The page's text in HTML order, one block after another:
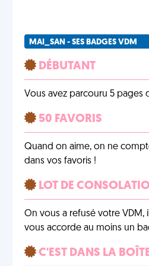
MAI_SAN - SES BADGES VDM
DÉBUTANT
Vous avez parcouru 5 pages
50 FAVORIS
Quand on aime, on ne
dans vos favoris !
LOT DE
On vous a refusé votre VDM,
vous accorde au moins un
C'EST DANS LA